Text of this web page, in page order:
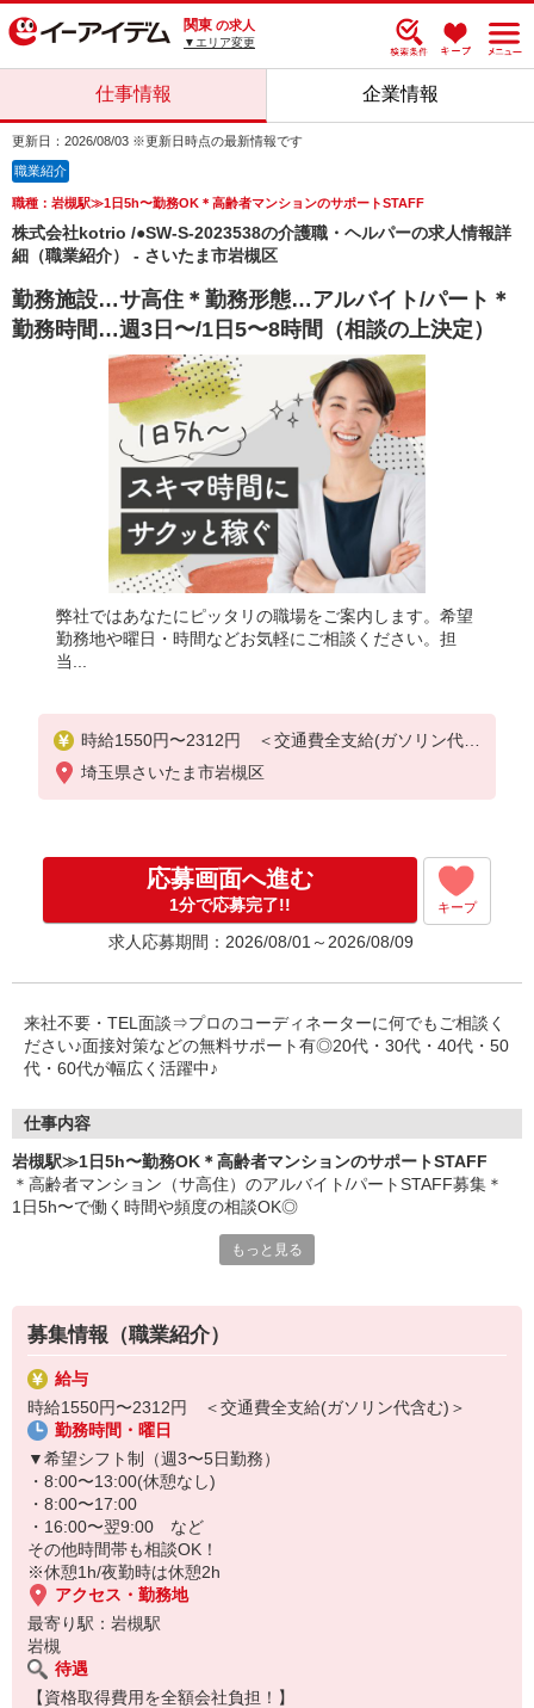
関東 の求人
▼エリア変更
仕事情報 企業情報
更新日：2026/08/03 ※更新日時点の最新情報です
職業紹介
職種：岩槻駅≫1日5h〜勤務OK＊高齢者マンションのサポートSTAFF
株式会社kotrio /●SW-S-2023538の介護職・ヘルパーの求人情報詳
細（職業紹介） - さいたま市岩槻区
勤務施設…サ高住＊勤務形態…アルバイト/パート＊
勤務時間…週3日〜/1日5〜8時間（相談の上決定）
弊社ではあなたにピッタリの職場をご案内します。希望
勤務地や曜日・時間などお気軽にご相談ください。担
当...
時給1550円〜2312円 ＜交通費全支給(ガソリン代含
む)＞
埼玉県さいたま市岩槻区
応募画面へ進む
1分で応募完了!! キープ
求人応募期間：2026/08/01～2026/08/09
来社不要・TEL面談⇒プロのコーディネーターに何でもご相談く
ださい♪面接対策などの無料サポート有◎20代・30代・40代・50
代・60代が幅広く活躍中♪
仕事内容
岩槻駅≫1日5h〜勤務OK＊高齢者マンションのサポートSTAFF
＊高齢者マンション（サ高住）のアルバイト/パートSTAFF募集＊
1日5h〜で働く時間や頻度の相談OK◎
・施設内の環境整備
・必要に応じた生活介助 など
入居している高齢者のほとんどは健康で元気な方々です！
がっつり介護ではなく、快適な生活を送っていただくためのサポー
ト業務がメイン♪
履歴書などの必要書類がそろっていなくても大丈夫です◎
専属コーディネーターと一緒に作成しましょう★
もっと見る
募集情報（職業紹介）
給与
時給1550円〜2312円 ＜交通費全支給(ガソリン代含む)＞
勤務時間・曜日
▼希望シフト制（週3〜5日勤務）
・8:00〜13:00(休憩なし)
・8:00〜17:00
・16:00〜翌9:00 など
その他時間帯も相談OK！
※休憩1h/夜勤時は休憩2h
アクセス・勤務地
最寄り駅：岩槻駅
岩槻
待遇
【資格取得費用を全額会社負担！】